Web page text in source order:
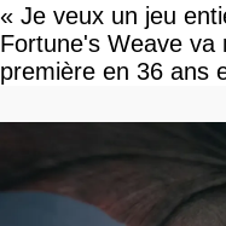
« Je veux un jeu
Fortune's Weave va
première en 36 ans